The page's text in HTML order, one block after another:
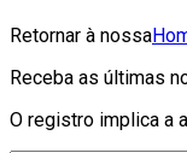
Retornar à nossa
Receba as últimas
O registro implica a